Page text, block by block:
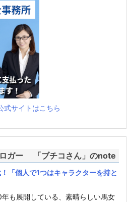
式サイトはこちら
ロガー 「ブチコさん」のnote
「個人で1つはキャラクターを持と
も展開している、素晴らしい馬女